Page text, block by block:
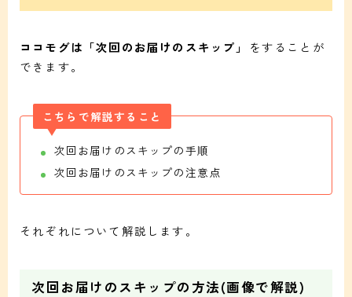
ココモグは「次回のお届けのスキップ」
をすることが
できます。
こちらで解説すること
次回お届けのスキップの手順
次回お届けのスキップの注意点
それぞれについて解説します。
次回お届けのスキップの方法(画像で解説)